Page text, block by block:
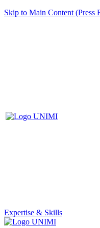
Skip to Main Content (Press
Expertise & Skills